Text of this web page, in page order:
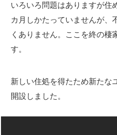
いろいろ問題はありますが住
カ月しかたっていませんが、
くありません。ここを終の棲
す。
新しい住処を得たため新たな
開設しました。